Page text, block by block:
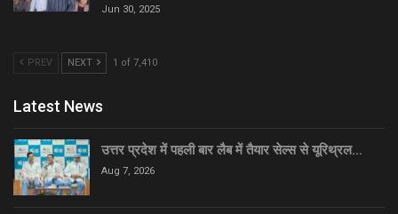
Jun 30, 2025
PREV NEXT 1 of 7,410
Latest News
उत्तर प्रदेश में पहली बार लैब में तैयार सेल्स से यूरिथ्रल…
Aug 7, 2026